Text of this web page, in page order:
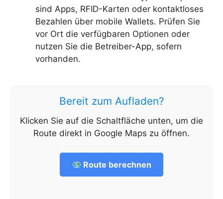
sind Apps, RFID-Karten oder kontaktloses
Bezahlen über mobile Wallets. Prüfen Sie
vor Ort die verfügbaren Optionen oder
nutzen Sie die Betreiber-App, sofern
vorhanden.
Bereit zum Aufladen?
Klicken Sie auf die Schaltfläche unten, um die
Route direkt in Google Maps zu öffnen.
Route berechnen